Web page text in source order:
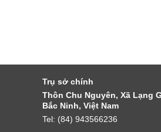
Trụ sở chính
Thôn Chu Nguyên, Xã Lạng
Bắc Ninh, Việt Nam
Tel: (84) 943566236